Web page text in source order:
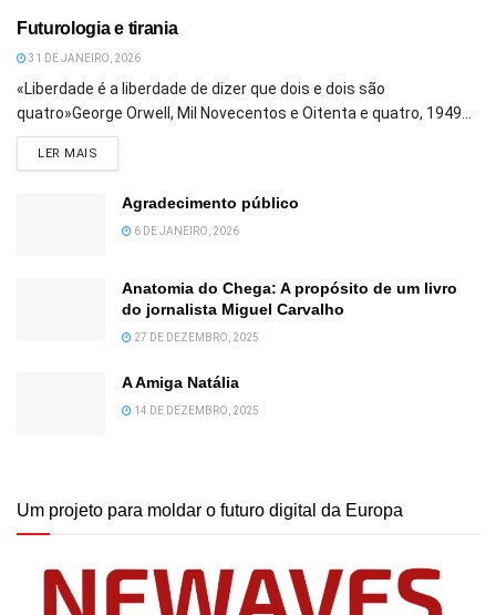
Futurologia e tirania
31 DE JANEIRO, 2026
«Liberdade é a liberdade de dizer que dois e dois são
quatro»George Orwell, Mil Novecentos e Oitenta e quatro, 1949...
LER MAIS
Agradecimento público
6 DE JANEIRO, 2026
Anatomia do Chega: A propósito de um livro
do jornalista Miguel Carvalho
27 DE DEZEMBRO, 2025
A Amiga Natália
14 DE DEZEMBRO, 2025
Um projeto para moldar o futuro digital da Europa